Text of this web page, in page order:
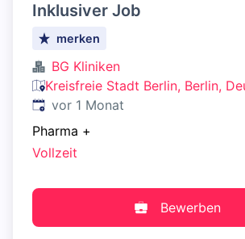
Inklusiver Job
merken
BG Kliniken
Kreisfreie Stadt Berlin, Berlin,
Veröffentlicht:
vor 1 Monat
Pharma +
Vollzeit
Bewerben